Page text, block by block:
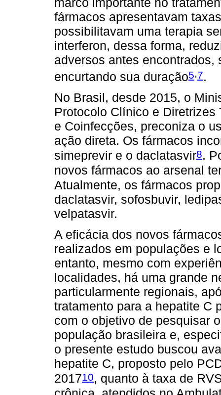
fármacos apresentavam
possibilitavam uma terapia
interferon, dessa forma,
adversos antes
encurtando sua duração5,7.
No Brasil, desde 2015, o
Protocolo Clínico e Diretrizes
e Coinfecções, preconiza o
ação direta. Os fármacos
simeprevir e o daclatasvir8.
novos fármacos ao arsenal
Atualmente, os fármacos
daclatasvir, sofosbuvir,
velpatasvir.
A eficácia dos novos
realizados em populações e
entanto, mesmo com
localidades, há uma grande
particularmente regionais,
tratamento para a hepatite C
com o objetivo de pesquisar
população brasileira e,
o presente estudo buscou
hepatite C, proposto pelo
201710, quanto à taxa de